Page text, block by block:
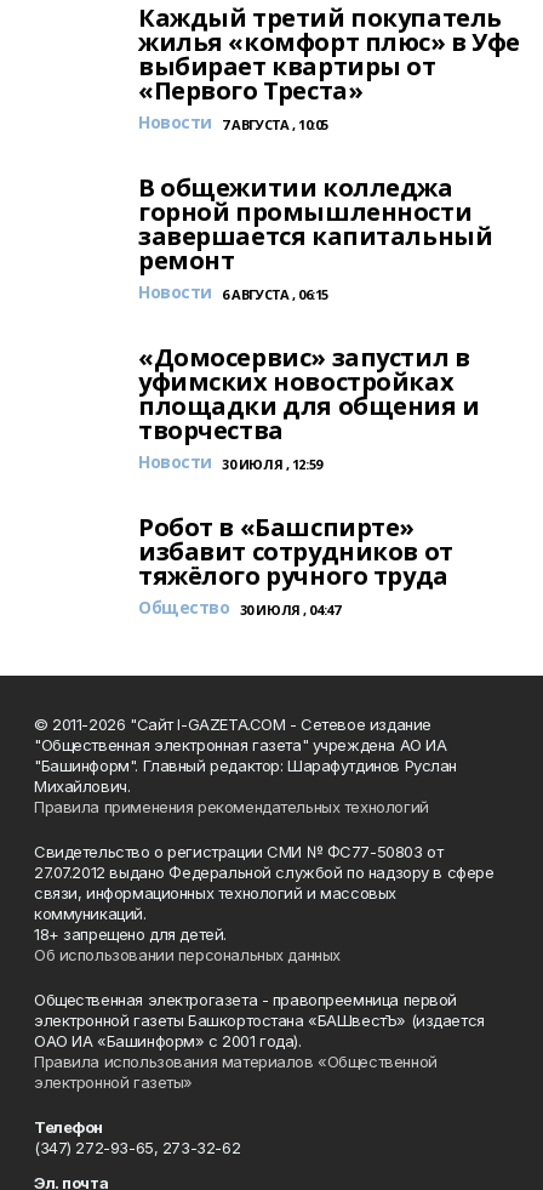
Каждый третий покупатель
жилья «комфорт плюс» в Уфе
выбирает квартиры от
«Первого Треста»
Новости 7 АВГУСТА , 10:05
В общежитии колледжа
горной промышленности
завершается капитальный
ремонт
Новости 6 АВГУСТА , 06:15
«Домосервис» запустил в
уфимских новостройках
площадки для общения и
творчества
Новости 30 ИЮЛЯ , 12:59
Робот в «Башспирте»
избавит сотрудников от
тяжёлого ручного труда
Общество 30 ИЮЛЯ , 04:47
© 2011-2026 "Сайт I-GAZETA.COM - Сетевое издание
"Общественная электронная газета" учреждена АО ИА
"Башинформ". Главный редактор: Шарафутдинов Руслан
Михайлович.
Правила применения рекомендательных технологий
Свидетельство о регистрации СМИ № ФС77-50803 от
27.07.2012 выдано Федеральной службой по надзору в сфере
связи, информационных технологий и массовых
коммуникаций.
18+ запрещено для детей.
Об использовании персональных данных
Общественная электрогазета - правопреемница первой
электронной газеты Башкортостана «БАШвестЪ» (издается
ОАО ИА «Башинформ» с 2001 года).
Правила использования материалов «Общественной
электронной газеты»
Телефон
(347) 272-93-65, 273-32-62
Эл. почта